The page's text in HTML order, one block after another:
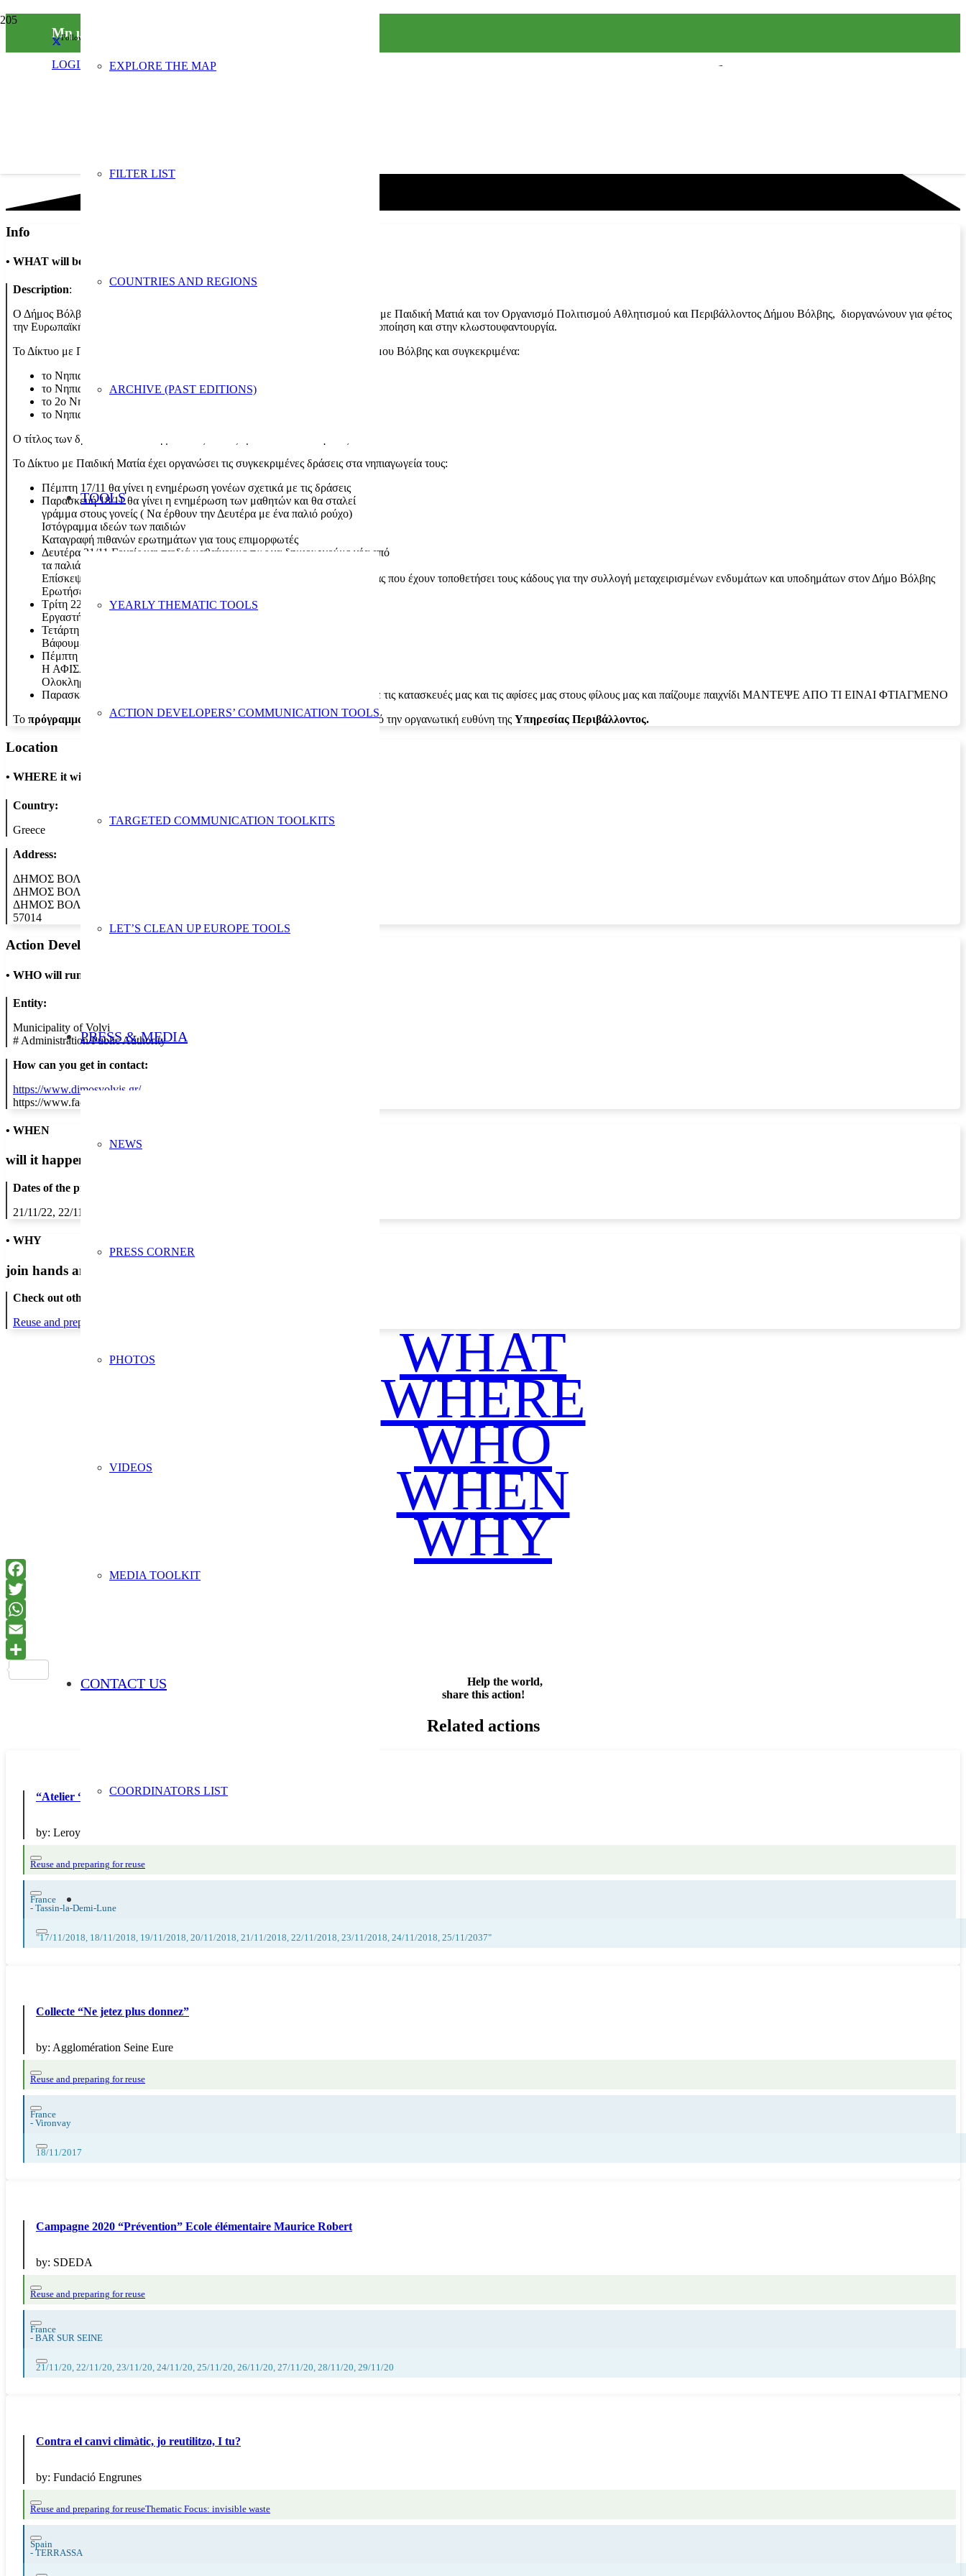
Follow us on social media
LOGIN EXPLORE THE MAP
FILTER LIST
COUNTRIES AND REGIONS
ARCHIVE (PAST EDITIONS)
TOOLS
YEARLY THEMATIC TOOLS
ACTION DEVELOPERS’ COMMUNICATION TOOLS
TARGETED COMMUNICATION TOOLKITS
LET’S CLEAN UP EUROPE TOOLS
PRESS & MEDIA
NEWS
PRESS CORNER
PHOTOS
VIDEOS
MEDIA TOOLKIT
CONTACT US
COORDINATORS LIST
Μη με πετάς! Φτιάξε με κάτι που θα αγαπάς!
Info
• WHAT will be done
Description:
Ο Δήμος Βόλβης και η Διεύθυνση Περιβάλλοντος, σε συνεργασία με το Δίκτυο με Παιδική Ματιά και τον Οργανισμό Πολιτισμού Αθλητισμού και Περιβάλλοντος Δήμου Βόλβης, διοργανώνουν για φέτος
την Ευρωπαϊκή Εβδομάδα Μείωσης Αποβλήτων που εστιάζει την επαναχρησιμοποίηση και στην κλωστουφαντουργία.
Το Δίκτυο με Παιδική Ματιά απαρτίζεται από τέσσερα (4) Νηπιαγωγεία του Δήμου Βόλβης και συγκεκριμένα:
το Νηπιαγωγείο Νέων Βρασνών
το Νηπιαγωγείο Ασπροβάλτας
το 2ο Νηπιαγωγείο Σταυρού
το Νηπιαγωγείο Αρέθουσας
Ο τίτλος των δράσεων είναι: Μη με πετάς! Φτιάξε με κάτι που θα αγαπάς!
Το Δίκτυο με Παιδική Ματία έχει οργανώσει τις συγκεκριμένες δράσεις στα νηπιαγωγεία τους:
Πέμπτη 17/11 θα γίνει η ενημέρωση γονέων σχετικά με τις δράσεις
Παρασκευή 18/11 θα γίνει η ενημέρωση των μαθητών και θα σταλεί
γράμμα στους γονείς ( Να έρθουν την Δευτέρα με ένα παλιό ρούχο)
Ιστόγραμμα ιδεών των παιδιών
Καταγραφή πιθανών ερωτημάτων για τους επιμορφωτές
Δευτέρα 21/11 Γονείς και παιδιά μαθαίνουμε πως να δημιουργούμε νέα από
τα παλιά.
Επίσκεψη – επιμόρφωση – κατασκευές από τους υπεύθυνους της εταιρείας που έχουν τοποθετήσει τους κάδους για την συλλογή μεταχειρισμένων ενδυμάτων και υποδημάτων στον Δήμο Βόλβης
Ερωτήσεις από παιδιά και γονείς
Τρίτη 22/11 ΜΙΚΡΑ χεράκια ΜΕΓΑΛΑ έργα
Εργαστήρια – κατασκευές
Τετάρτη 23/11 ΧΡΩΜΑΤΑ ΚΑΙ ΥΦΑΣΜΑΤΑ
Βάφουμε τις κατασκευές μας με διάφορα χρώματα
Πέμπτη 24/11
Η ΑΦΙΣΑ ΜΑΣ
Ολοκληρώνουμε τις κατασκευές και φτιάχνουμε αφίσα της δράσης μας
Παρασκευή 25/11 ΠΑΙΧΝΙΔΙΑ ΑΛΛΙΩΣ… Συνάντηση online Δείχνουμε τις κατασκευές μας και τις αφίσες μας στους φίλους μας και παίζουμε παιχνίδι ΜΑΝΤΕΨΕ ΑΠΟ ΤΙ ΕΙΝΑΙ ΦΤΙΑΓΜΕΝΟ
Το πρόγραμμα των εκδηλώσεωνστον δήμο Βόλβης που πραγματοποιείται υπό την οργανωτική ευθύνη της Υπηρεσίας Περιβάλλοντος.
Location
• WHERE it will take place
Country:
Greece
Address:
ΔΗΜΟΣ ΒΟΛΒΗΣ
ΔΗΜΟΣ ΒΟΛΒΗΣ
ΔΗΜΟΣ ΒΟΛΒΗΣ
57014
Action Developer
• WHO will run the show
Entity:
Municipality of Volvi
# Administration/Public Authority
How can you get in contact:
https://www.dimosvolvis.gr/
https://www.facebook.com/europeanweekforwastereductionvolvi/
• WHEN
will it happen?
Dates of the proposed action:
21/11/22, 22/11/22, 23/11/22, 24/11/22, 25/11/22
• WHY
join hands and minds to
Check out other actions that will cover these themes:
Reuse and preparing for reuse
WHAT
WHERE
WHO
WHEN
WHY
Help the world,
share this action!
Related actions
“Atelier “”Détourner un objet”””
by: Leroy Merlin
Reuse and preparing for reuse
France
- Tassin-la-Demi-Lune
"17/11/2018, 18/11/2018, 19/11/2018, 20/11/2018, 21/11/2018, 22/11/2018, 23/11/2018, 24/11/2018, 25/11/2037"
Collecte “Ne jetez plus donnez”
by: Agglomération Seine Eure
Reuse and preparing for reuse
France
- Vironvay
18/11/2017
Campagne 2020 “Prévention” Ecole élémentaire Maurice Robert
by: SDEDA
Reuse and preparing for reuse
France
- BAR SUR SEINE
21/11/20, 22/11/20, 23/11/20, 24/11/20, 25/11/20, 26/11/20, 27/11/20, 28/11/20, 29/11/20
Contra el canvi climàtic, jo reutilitzo, I tu?
by: Fundació Engrunes
Reuse and preparing for reuseThematic Focus: invisible waste
Spain
- TERRASSA